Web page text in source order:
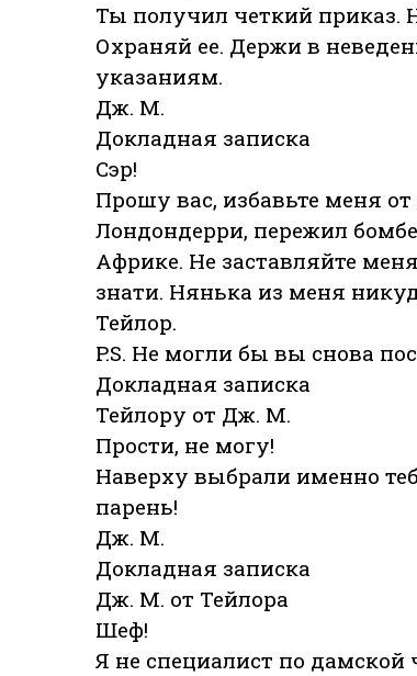
Ты получил четкий приказ.
Охраняй ее. Держи в
указаниям.
Дж. М.
Докладная записка
Сэр!
Прошу вас, избавьте меня
Лондондерри, пережил
Африке. Не заставляйте
знати. Нянька из меня
Тейлор.
P.S. Не могли бы вы снова
Докладная записка
Тейлору от Дж. М.
Прости, не могу!
Наверху выбрали именно
парень!
Дж. М.
Докладная записка
Дж. М. от Тейлора
Шеф!
Я не специалист по